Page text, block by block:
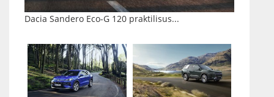
Dacia Sandero Eco-G 120 praktilisus...